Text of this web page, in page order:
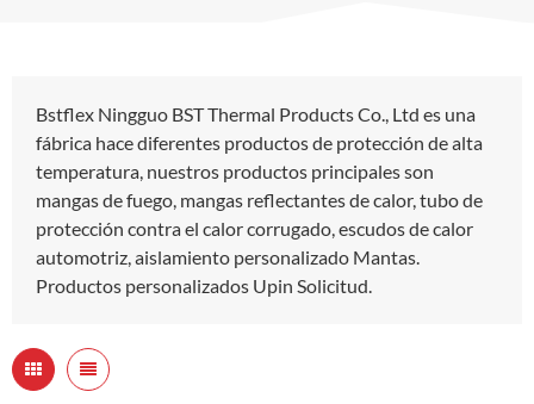
Bstflex Ningguo BST Thermal Products Co., Ltd es una
fábrica hace diferentes productos de protección de alta
temperatura, nuestros productos principales son
mangas de fuego, mangas reflectantes de calor, tubo de
protección contra el calor corrugado, escudos de calor
automotriz, aislamiento personalizado Mantas.
Productos personalizados Upin Solicitud.